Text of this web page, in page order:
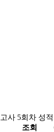
사 5회차 성
조회